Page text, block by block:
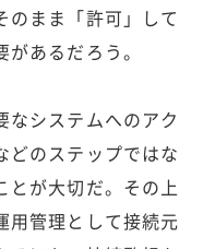
のまま「許可」して
あるだろう。
システムへのアク
どのステップではな
とが大切だ。その上
用管理として接続元